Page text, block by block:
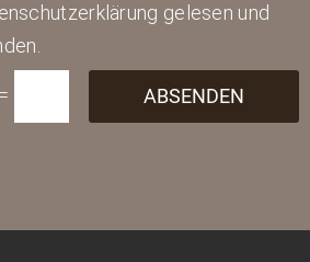
gelesen und
= ABSENDEN